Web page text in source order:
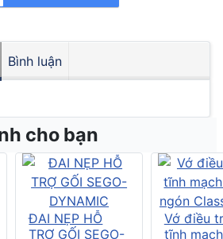
Bình luận
cho bạn
ĐAI NẸP HỖ
TRỢ GỐI SEGO-
Vớ điều
tĩnh